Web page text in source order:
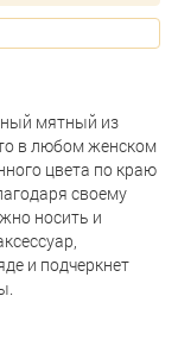
мятный из
в любом женском
цвета по краю
своему
носить и
и подчеркнет